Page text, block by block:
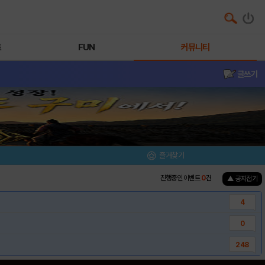
FUN 커뮤니티
글쓰기
즐겨찾기
진행중인 이벤트0건 ▲ 공지접기
4
0
248